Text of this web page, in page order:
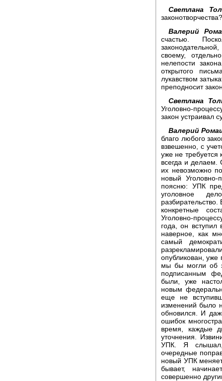
Светлана
законотворчества?
Валерий
счастью.
своему,
нелепости
открытого
лукавством
преподносит
Светлана
Уголовно-
закон устраивал
Валерий
благо любого
взвешенно, с
уже не требуется
всегда и
их невозможно
новый
поясню: УПК
уголовное
конкретные
Уголовно-
года, он вступил
наверное, как
самый
опубликован,
мы бы могли об
подписанным
были, уже
новым
еще не
изменений было
обновился. И
ошибок
время, каждые
уточнения.
УПК. Я слышал,
очередные
новый УПК
бывает,
совершенно